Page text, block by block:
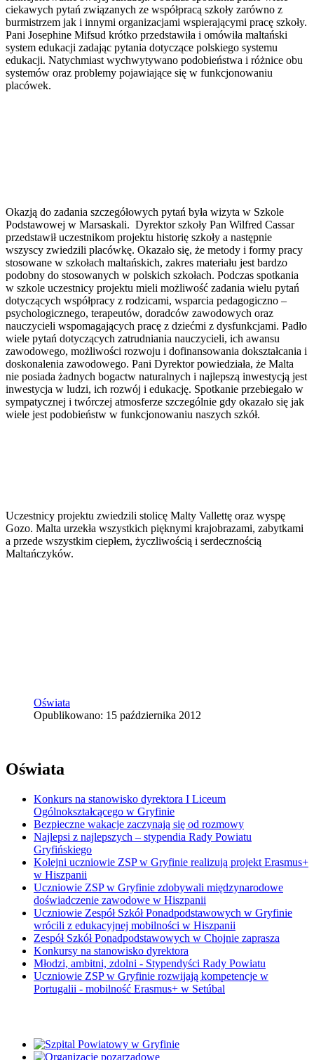
ciekawych pytań związanych ze współpracą szkoły zarówno z
burmistrzem jak i innymi organizacjami wspierającymi pracę szkoły.
Pani Josephine Mifsud krótko przedstawiła i omówiła maltański
system edukacji zadając pytania dotyczące polskiego systemu
edukacji. Natychmiast wychwytywano podobieństwa i różnice obu
systemów oraz problemy pojawiające się w funkcjonowaniu
placówek.
Okazją do zadania szczegółowych pytań była wizyta w Szkole
Podstawowej w Marsaskali. Dyrektor szkoły Pan Wilfred Cassar
przedstawił uczestnikom projektu historię szkoły a następnie
wszyscy zwiedzili placówkę. Okazało się, że metody i formy pracy
stosowane w szkołach maltańskich, zakres materiału jest bardzo
podobny do stosowanych w polskich szkołach. Podczas spotkania
w szkole uczestnicy projektu mieli możliwość zadania wielu pytań
dotyczących współpracy z rodzicami, wsparcia pedagogiczno –
psychologicznego, terapeutów, doradców zawodowych oraz
nauczycieli wspomagających pracę z dziećmi z dysfunkcjami. Padło
wiele pytań dotyczących zatrudniania nauczycieli, ich awansu
zawodowego, możliwości rozwoju i dofinansowania dokształcania i
doskonalenia zawodowego. Pani Dyrektor powiedziała, że Malta
nie posiada żadnych bogactw naturalnych i najlepszą inwestycją jest
inwestycja w ludzi, ich rozwój i edukację. Spotkanie przebiegało w
sympatycznej i twórczej atmosferze szczególnie gdy okazało się jak
wiele jest podobieństw w funkcjonowaniu naszych szkół.
Uczestnicy projektu zwiedzili stolicę Malty Vallettę oraz wyspę
Gozo. Malta urzekła wszystkich pięknymi krajobrazami, zabytkami
a przede wszystkim ciepłem, życzliwością i serdecznością
Maltańczyków.
Oświata
Opublikowano: 15 października 2012
Oświata
Konkurs na stanowisko dyrektora I Liceum
Ogólnokształcącego w Gryfinie
Bezpieczne wakacje zaczynają się od rozmowy
Najlepsi z najlepszych – stypendia Rady Powiatu
Gryfińskiego
Kolejni uczniowie ZSP w Gryfinie realizują projekt Erasmus+
w Hiszpanii
Uczniowie ZSP w Gryfinie zdobywali międzynarodowe
doświadczenie zawodowe w Hiszpanii
Uczniowie Zespół Szkół Ponadpodstawowych w Gryfinie
wrócili z edukacyjnej mobilności w Hiszpanii
Zespół Szkół Ponadpodstawowych w Chojnie zaprasza
Konkursy na stanowisko dyrektora
Młodzi, ambitni, zdolni - Stypendyści Rady Powiatu
Uczniowie ZSP w Gryfinie rozwijają kompetencje w
Portugalii - mobilność Erasmus+ w Setúbal